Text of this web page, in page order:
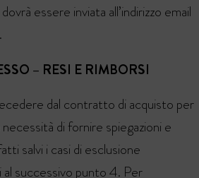
essere inviata all’indirizzo email
.
– RESI E RIMBORSI
dal contratto di acquisto per
di fornire spiegazioni e
salvi i casi di esclusione
successivo punto 4. Per